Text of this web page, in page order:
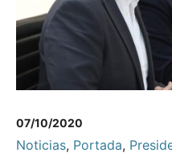
07/10/2020
Noticias, Portada,